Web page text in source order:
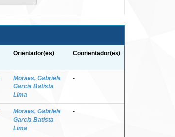
Orientador(es) Coorientador(es)
Moraes, Gabriela
Garcia Batista
Lima
-
Moraes, Gabriela
Garcia Batista
Lima
-